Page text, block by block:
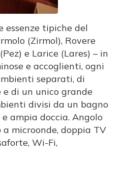
essenze tipiche del
(Zirmol), Rovere
e Larice (Lares) – in
e accoglienti, ogni
separati, di
di un unico grande
divisi da un bagno
ampia doccia. Angolo
microonde, doppia TV
Wi-Fi,